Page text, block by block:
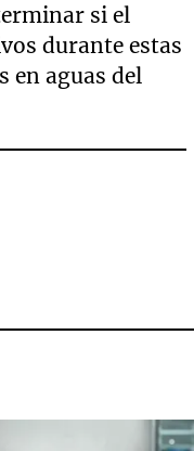
si el
durante estas
en aguas del